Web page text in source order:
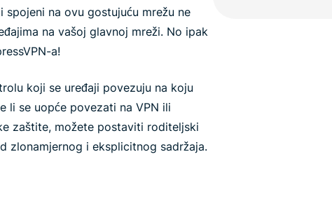
na ovu gostujuću mrežu ne
na vašoj glavnoj mreži. No ipak
a!
koji se uređaji povezuju na koju
li se uopće povezati na VPN ili
zaštite, možete postaviti roditeljski
zlonamjernog i eksplicitnog sadržaja.